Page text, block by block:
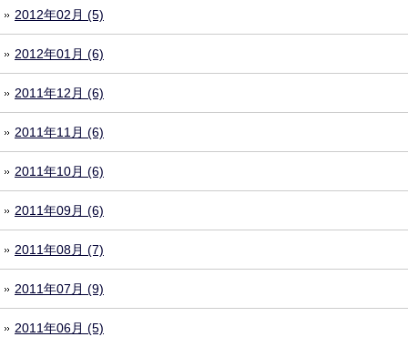
2012年02月 (5)
2012年01月 (6)
2011年12月 (6)
2011年11月 (6)
2011年10月 (6)
2011年09月 (6)
2011年08月 (7)
2011年07月 (9)
2011年06月 (5)